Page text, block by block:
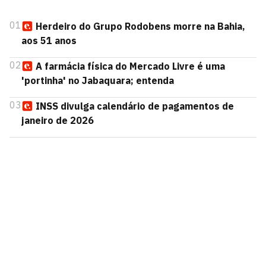
01
Herdeiro do Grupo Rodobens morre na Bahia,
aos 51 anos
02
A farmácia física do Mercado Livre é uma
'portinha' no Jabaquara; entenda
03
INSS divulga calendário de pagamentos de
janeiro de 2026